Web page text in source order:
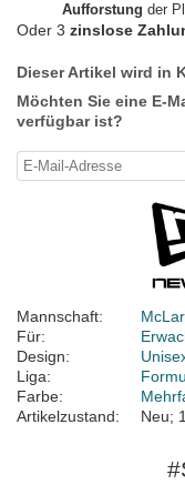
Aufforstung der
Oder 3 zinslose
Dieser Artikel wird in
Möchten Sie eine E-
verfügbar ist?
Mannschaft:
Für:
Design:
Liga:
Farbe:
Artikelzustand:
Neu;